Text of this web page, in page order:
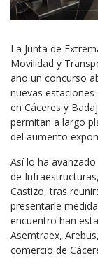
La Junta de
Movilidad y
año un concurso
nuevas estaciones
en Cáceres y
permitan a largo
del aumento
Así lo ha
de
Castizo, tras
presentarle
encuentro han
Asemtraex,
comercio de